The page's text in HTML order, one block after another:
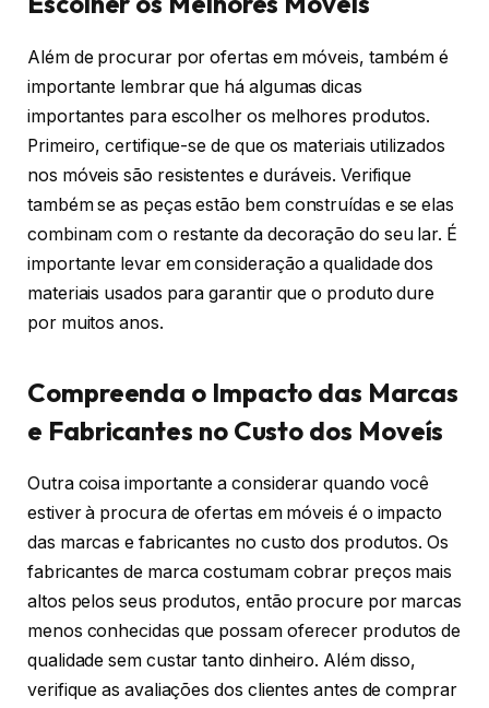
Além de procurar por ofertas em móveis, também é
importante lembrar que há algumas dicas
importantes para escolher os melhores produtos.
Primeiro, certifique-se de que os materiais utilizados
nos móveis são resistentes e duráveis. Verifique
também se as peças estão bem construídas e se elas
combinam com o restante da decoração do seu lar. É
importante levar em consideração a qualidade dos
materiais usados para garantir que o produto dure
por muitos anos.
Compreenda o Impacto das Marcas
e Fabricantes no Custo dos Moveís
Outra coisa importante a considerar quando você
estiver à procura de ofertas em móveis é o impacto
das marcas e fabricantes no custo dos produtos. Os
fabricantes de marca costumam cobrar preços mais
altos pelos seus produtos, então procure por marcas
menos conhecidas que possam oferecer produtos de
qualidade sem custar tanto dinheiro. Além disso,
verifique as avaliações dos clientes antes de comprar